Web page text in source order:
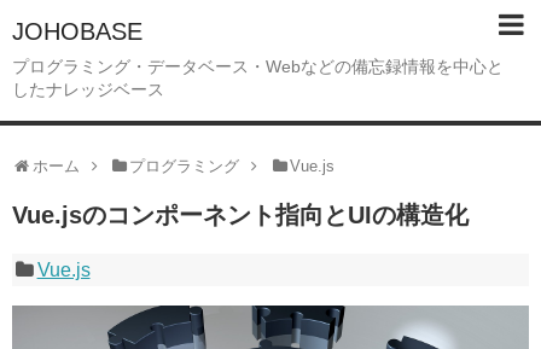
JOHOBASE
プログラミング・データベース・Webなどの備忘録情報を中心と
したナレッジベース
ホーム プログラミング Vue.js
Vue.jsのコンポーネント指向とUIの構造化
Vue.js